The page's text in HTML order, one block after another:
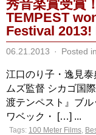
秀音楽賞受賞
TEMPEST
Festival
06.21.2013 · Posted in
江口のり子・逸見
ムズ監督 シカゴ国
渡テンペスト』ブ
ワベック・ […] ...
Tags: 100 Meter Films,